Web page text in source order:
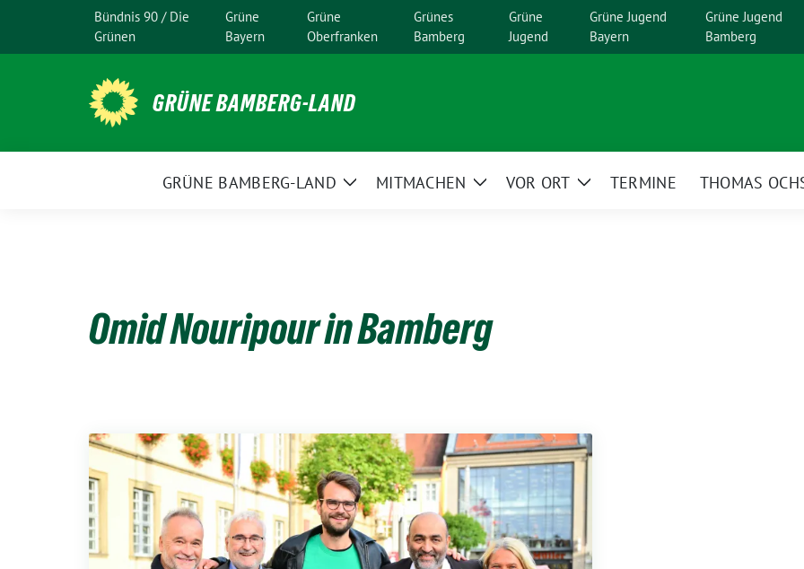
Bündnis 90 / Die
Grünen
Grüne
Bayern
Grüne
Oberfranken
Grünes
Bamberg
Grüne
Jugend
Grüne Jugend
Bayern
Grüne Jugend
Bamberg
GRÜNE BAMBERG-LAND
GRÜNE BAMBERG-LAND
ZeigeMITMACHEN
ZeigeVOR ORT
ZeigeTERMINE THOMAS
Omid Nouripour in Bamberg